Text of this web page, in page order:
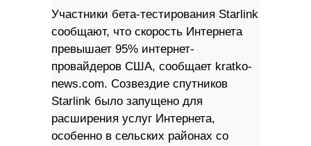
Участники бета-тестирования Starlink
сообщают, что скорость Интернета
превышает 95% интернет-
провайдеров США, сообщает kratko-
news.com. Созвездие спутников
Starlink было запущено для
расширения услуг Интернета,
особенно в сельских районах со